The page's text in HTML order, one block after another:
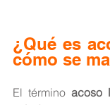
¿Qué es
cómo se
El término acoso